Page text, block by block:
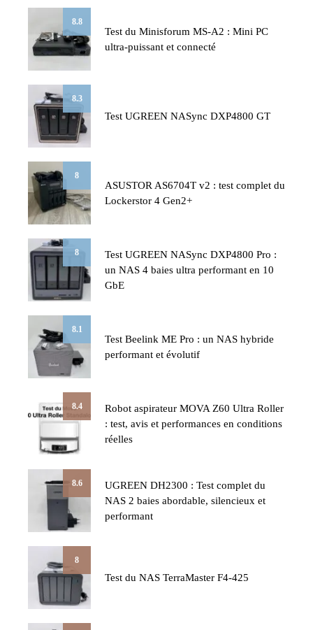
8.8
Test du Minisforum MS-A2 : Mini PC
ultra-puissant et connecté
8.3
Test UGREEN NASync DXP4800 GT
8
ASUSTOR AS6704T v2 : test complet du
Lockerstor 4 Gen2+
8
Test UGREEN NASync DXP4800 Pro :
un NAS 4 baies ultra performant en 10
GbE
8.1
Test Beelink ME Pro : un NAS hybride
performant et évolutif
8.4
Robot aspirateur MOVA Z60 Ultra Roller
: test, avis et performances en conditions
réelles
8.6
UGREEN DH2300 : Test complet du
NAS 2 baies abordable, silencieux et
performant
8
Test du NAS TerraMaster F4-425